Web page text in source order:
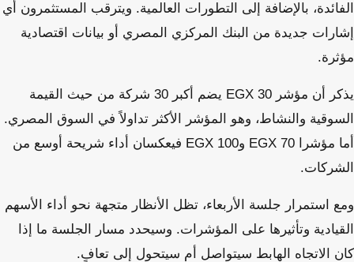
الفائدة، بالإضافة إلى التطورات العالمية. ويترقب المستثمرون أي
إشارات جديدة من البنك المركزي المصري أو بيانات اقتصادية
مؤثرة.
يذكر أن مؤشر EGX 30 يضم أكبر 30 شركة من حيث القيمة
السوقية والنشاط، وهو المؤشر الأكثر تداولاً في السوق المصري.
أما مؤشرا EGX 70 وEGX 100 فيعكسان أداء شريحة أوسع من
الشركات.
ومع استمرار جلسة الأربعاء، تظل الأنظار متجهة نحو أداء الأسهم
القيادية وتأثيرها على المؤشرات. وسيحدد مسار الجلسة ما إذا
كان الاتجاه الهابط سيتواصل أم سيتحول إلى تعافٍ.